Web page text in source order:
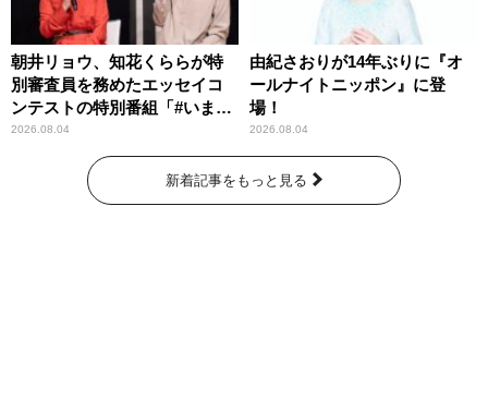
朝井リョウ、知花くららが特
別審査員を務めたエッセイコ
ンテストの特別番組「#いまあ
なたに伝えたいこと」
2026.08.04
由紀さおりが14年ぶりに『オ
ールナイトニッポン』に登
場！
2026.08.04
新着記事をもっと見る